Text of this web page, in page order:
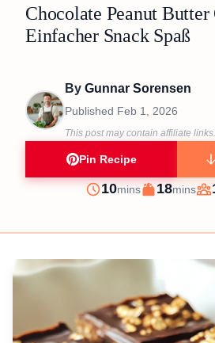
Chocolate Peanut Butter
Einfacher Snack Spaß
By Gunnar Sorensen
Published Feb 1, 2026
This post may contain affiliate links.
Pin Recipe
Prep
10minutes
mins
Cook
18mins